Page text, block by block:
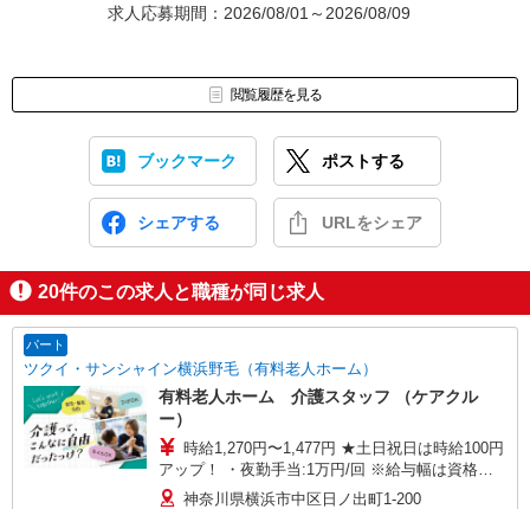
求人応募期間：2026/08/01～2026/08/09
閲覧履歴を見る
ブックマーク ポストする
シェアする URLをシェア
20件のこの求人と職種が同じ求人
パート
ツクイ・サンシャイン横浜野毛（有料老人ホーム）
有料老人ホーム 介護スタッフ （ケアクル
ー）
時給1,270円〜1,477円 ★土日祝日は時給100円
アップ！ ・夜勤手当:1万円/回 ※給与幅は資格・
経験等による
神奈川県横浜市中区日ノ出町1-200